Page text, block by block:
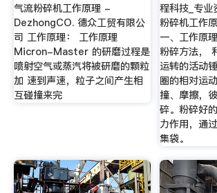
气流粉碎机工作原理 -
DezhongCO. 德众工贸有限公
司 工作原理： 工作原理
Micron-Master 的研磨过程是
喷射空气或蒸汽将被研磨的颗粒
加 速到声速，粒子之间产生相
互碰撞来完
程科技_专
粉碎机工作
一、工作原
粉碎方法，
运转的活动
圈的相对运
撞、摩擦，
碎。粉碎好
力作用，通
集袋。